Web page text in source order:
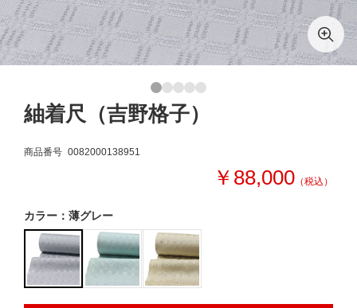
紬着尺（吉野格子）
商品番号 0082000138951
￥88,000 （税込）
カラー：薄グレー